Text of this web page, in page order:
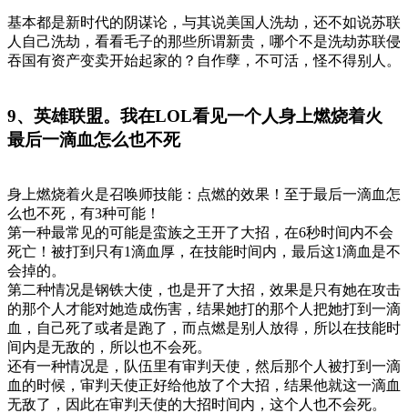
基本都是新时代的阴谋论，与其说美国人洗劫，还不如说苏联
人自己洗劫，看看毛子的那些所谓新贵，哪个不是洗劫苏联侵
吞国有资产变卖开始起家的？自作孽，不可活，怪不得别人。
9、英雄联盟。我在LOL看见一个人身上燃烧着火
最后一滴血怎么也不死
身上燃烧着火是召唤师技能：点燃的效果！至于最后一滴血怎
么也不死，有3种可能！
第一种最常见的可能是蛮族之王开了大招，在6秒时间内不会
死亡！被打到只有1滴血厚，在技能时间内，最后这1滴血是不
会掉的。
第二种情况是钢铁大使，也是开了大招，效果是只有她在攻击
的那个人才能对她造成伤害，结果她打的那个人把她打到一滴
血，自己死了或者是跑了，而点燃是别人放得，所以在技能时
间内是无敌的，所以也不会死。
还有一种情况是，队伍里有审判天使，然后那个人被打到一滴
血的时候，审判天使正好给他放了个大招，结果他就这一滴血
无敌了，因此在审判天使的大招时间内，这个人也不会死。